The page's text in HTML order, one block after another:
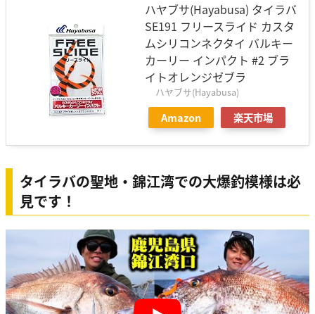
ハヤブサ(Hayabusa) タイラバ
SE191 フリースライド カスタ
ムシリコンネクタイ バルキー
カーリー インパクト #2 ブラ
イトオレンジゼブラ
ハヤブサ(Hayabusa)
Amazon 楽天市場
タイラバの聖地・錦江湾での大爆釣模様は必
見です！